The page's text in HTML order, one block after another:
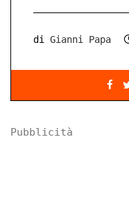
di Gianni Papa
Pubblicità